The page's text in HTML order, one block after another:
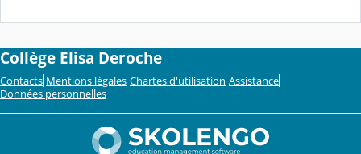
Collège Elisa Deroche
Contacts Mentions légales Chartes d'utilisation Assistance
Données personnelles